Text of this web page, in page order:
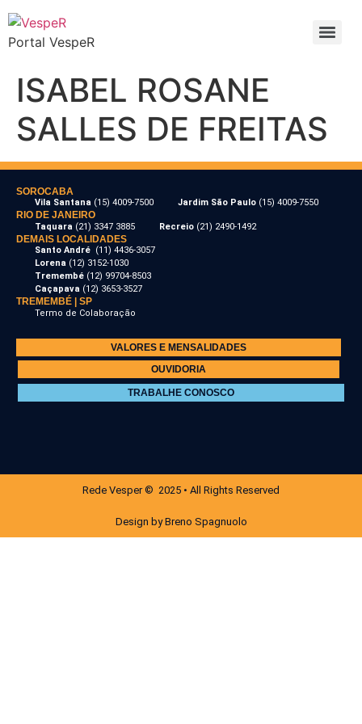
Portal VespeR
ISABEL ROSANE
SALLES DE FREITAS
SOROCABA
Vila Santana (15) 4009-7500 Jardim São Paulo (15) 4009-7550
RIO DE JANEIRO
Taquara (21) 3347 3885 Recreio (21) 2490-1492
DEMAIS LOCALIDADES
Santo André (11) 4436-3057
Lorena (12) 3152-1030
Tremembé (12) 99704-8503
Caçapava (12) 3653-3527
TREMEMBÉ | SP
Termo de Colaboração
VALORES E MENSALIDADES
OUVIDORIA
TRABALHE CONOSCO
Rede Vesper © 2025 • All Rights Reserved
Design by Breno Spagnuolo